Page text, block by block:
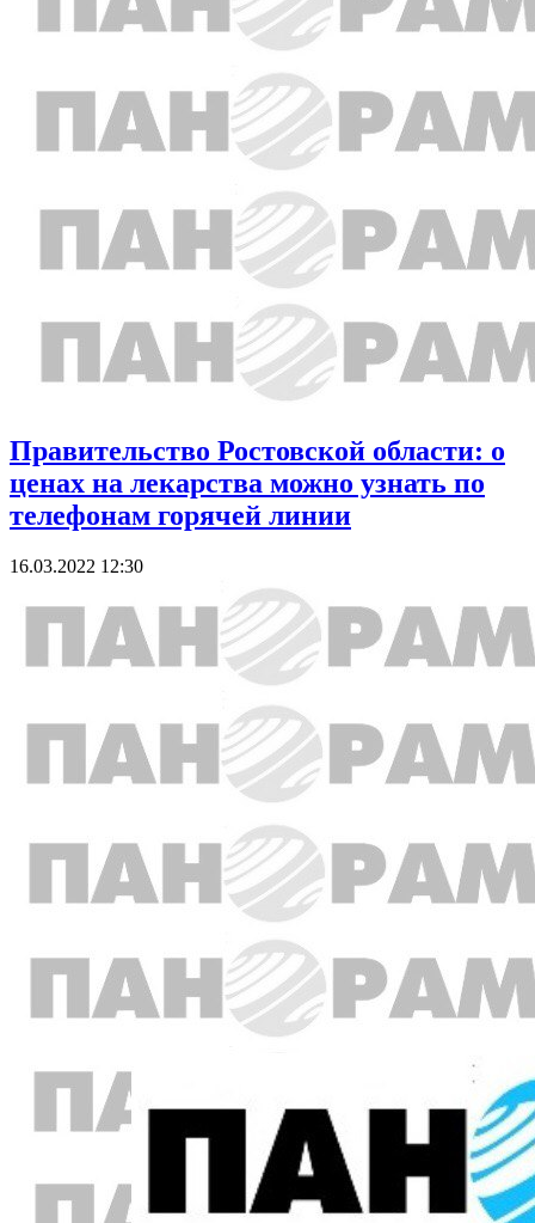
Правительство Ростовской области: о
ценах на лекарства можно узнать по
телефонам горячей линии
16.03.2022 12:30